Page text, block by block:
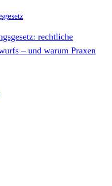
rechtliche
– und warum Praxen